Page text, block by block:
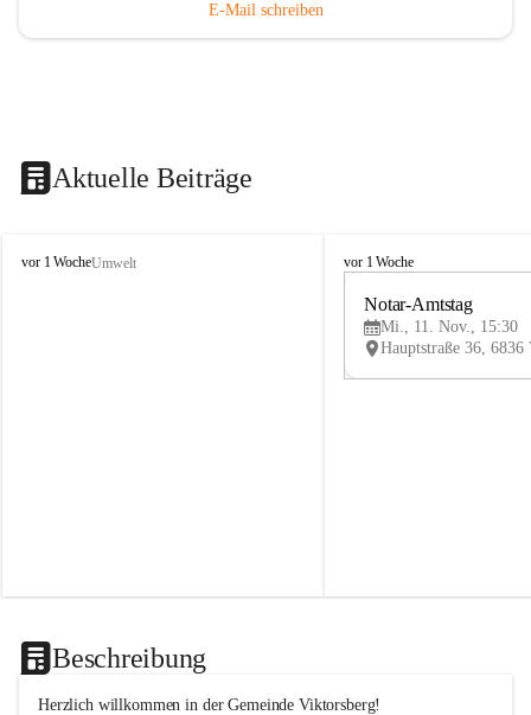
E-Mail schreiben
Aktuelle Beiträge
V
vor 1 WocheUmwelt
V
vor 1 Woche
Notar-Amtstag
Mi., 11. Nov., 15:30
Beschreibung
Herzlich willkommen in der Gemeinde Viktorsberg!